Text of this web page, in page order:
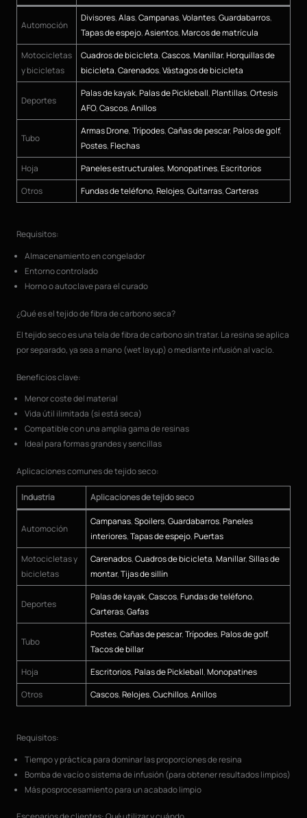
Automoción
Divisores,Alas,Campanas,Volantes,Guardabarros,
Tapas de espejo,Asientos,Marcos de matrícula
Motocicletas
y bicicletas
Cuadros de bicicleta,Cascos,Manillar,Horquillas de
bicicleta,Carenados,Vástagos de bicicleta
Deportes
Palas de kayak,Palas de Pickleball,Plantillas,Ortesis
AFO,Cascos,Anillos
Tubo
Armas Drone,Trípodes,Cañas de pescar,Palos de golf,
Postes,Flechas
Hoja
Paneles estructurales,Monopatines,Escritorios
Otros
Fundas de teléfono,Relojes,Guitarras,Carteras
Requisitos:
Almacenamiento en congelador
Entorno controlado
Horno o autoclave para el curado
¿Qué es el tejido de fibra de carbono seca?
El tejido seco es una tela de fibra de carbono sin tratar. La resina se aplica
por separado, ya sea a mano (wet layup) o mediante infusión al vacío.
Beneficios clave:
Menor coste del material
Vida útil ilimitada (si está seca)
Compatible con una amplia gama de resinas
Ideal para formas grandes y sencillas
Aplicaciones comunes de tejido seco:
Industria Aplicaciones de tejido seco
Automoción
Campanas,Spoilers,Guardabarros,Paneles
interiores,Tapas de espejo,Puertas
Motocicletas y
bicicletas
Carenados,Cuadros de bicicleta,Manillar,Sillas de
montar,Tijas de sillín
Deportes
Palas de kayak,Cascos,Fundas de teléfono,
Carteras,Gafas
Tubo
Postes,Cañas de pescar,Trípodes,Palos de golf,
Tacos de billar
Hoja
Escritorios,Palas de Pickleball,Monopatines
Otros
Cascos,Relojes,Cuchillos,Anillos
Requisitos:
Tiempo y práctica para dominar las proporciones de resina
Bomba de vacío o sistema de infusión (para obtener resultados limpios)
Más posprocesamiento para un acabado limpio